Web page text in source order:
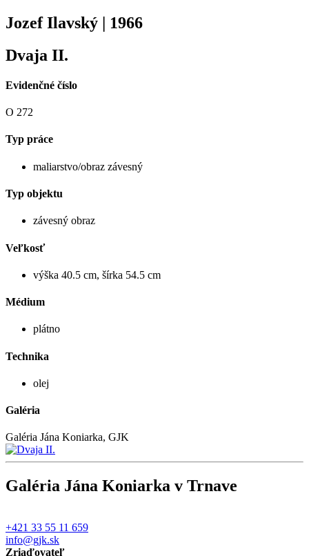
Jozef Ilavský | 1966
Dvaja II.
Evidenčné číslo
O 272
Typ práce
maliarstvo/obraz závesný
Typ objektu
závesný obraz
Veľkosť
výška 40.5 cm, šírka 54.5 cm
Médium
plátno
Technika
olej
Galéria
Galéria Jána Koniarka, GJK
Galéria Jána Koniarka v Trnave
+421 33 55 11 659
info@gjk.sk
Zriaďovateľ